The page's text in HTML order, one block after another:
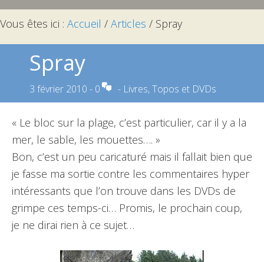
Vous êtes ici : Accueil / Articles / Spray
Spray
3 février 2010 - 0 - Livres, Topos et DVDs
« Le bloc sur la plage, c’est particulier, car il y a la
mer, le sable, les mouettes…. »
Bon, c’est un peu caricaturé mais il fallait bien que
je fasse ma sortie contre les commentaires hyper
intéressants que l’on trouve dans les DVDs de
grimpe ces temps-ci… Promis, le prochain coup,
je ne dirai rien à ce sujet…